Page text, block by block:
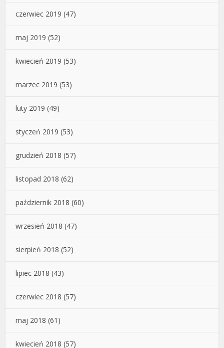
czerwiec 2019 (47)
maj 2019 (52)
kwiecień 2019 (53)
marzec 2019 (53)
luty 2019 (49)
styczeń 2019 (53)
grudzień 2018 (57)
listopad 2018 (62)
październik 2018 (60)
wrzesień 2018 (47)
sierpień 2018 (52)
lipiec 2018 (43)
czerwiec 2018 (57)
maj 2018 (61)
kwiecień 2018 (57)